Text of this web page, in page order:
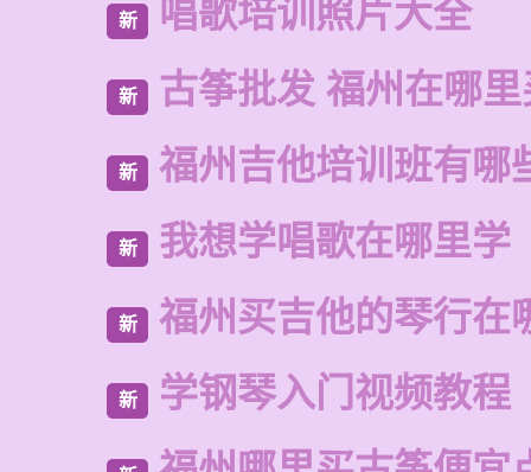
新 唱歌培训照片大全
新 古筝批发 福州在哪
新 福州吉他培训班有哪
新 我想学唱歌在哪里学
新 福州买吉他的琴行在
新 学钢琴入门视频教程